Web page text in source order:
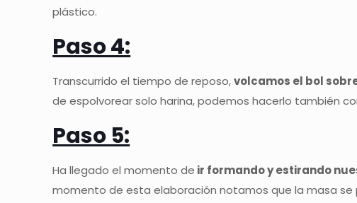
plástico.
Paso 4:
Transcurrido el tiempo de reposo,volcamos el bol
de espolvorear solo harina, podemos hacerlo también
Paso 5:
Ha llegado el momento de ir formando y estirando
momento de esta elaboración notamos que la masa